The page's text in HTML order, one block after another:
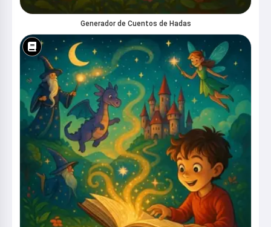
Generador de Cuentos de Hadas
Al empezar a usar el servicio, aceptas:
Términos del